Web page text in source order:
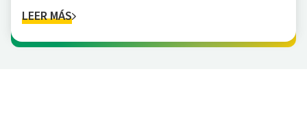
LEER MÁS